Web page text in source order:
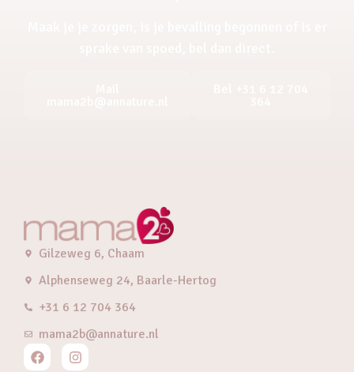
Gilzeweg 6, Chaam
Alphenseweg 24, Baarle-Hertog
+31 6 12 704 364
mama2b@annature.nl